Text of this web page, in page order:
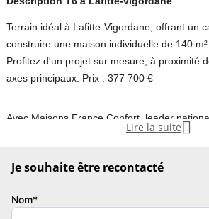
Terrain idéal à Lafitte-Vigordane, offrant un
construire une maison individuelle de 140
Profitez d'un projet sur mesure, à proximité
axes principaux. Prix : 377 700 €
Avec Maisons France Confort, leader
individuelle, je vous accompagne dans la
70 réalisations, je mets mon expertise à
votre avenir ».
Lire la suite 
Je souhaite être recontacté
Nom*